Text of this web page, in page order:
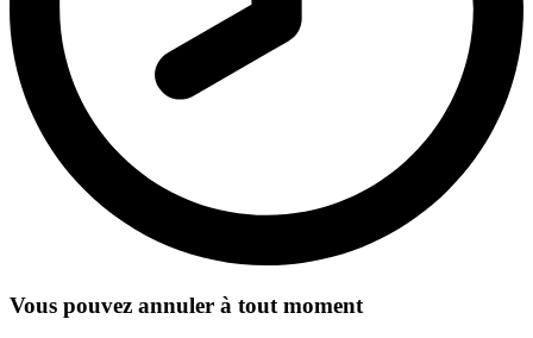
Vous pouvez annuler à tout moment